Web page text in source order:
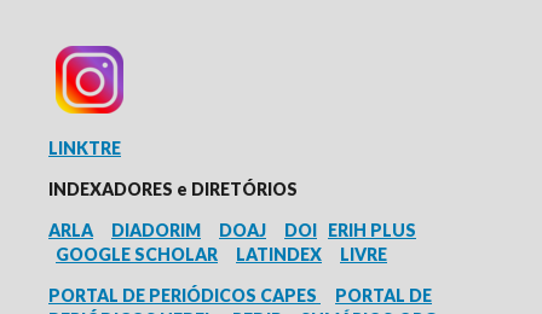
LINKTRE
INDEXADORES e DIRETÓRIOS
ARLA
DIADORIM DOAJ DOI ERIH PLUS
GOOGLE SCHOLAR
LATINDEX
LIVRE
PORTAL DE PERIÓDICOS CAPES
PORTAL DE